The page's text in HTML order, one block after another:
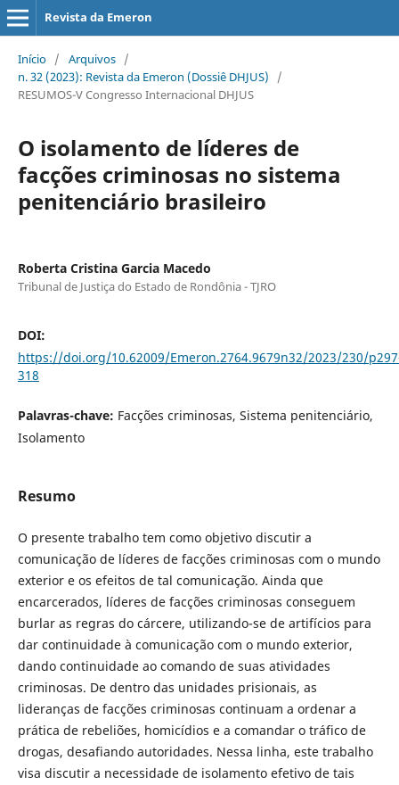
Revista da Emeron
Início / Arquivos /
n. 32 (2023): Revista da Emeron (Dossiê DHJUS)
/
RESUMOS-V Congresso Internacional DHJUS
O isolamento de líderes de
facções criminosas no sistema
penitenciário brasileiro
Roberta Cristina Garcia Macedo
Tribunal de Justiça do Estado de Rondônia - TJRO
DOI:
https://doi.org/10.62009/Emeron.2764.9679n32/2023/230/
318
Palavras-chave: Facções criminosas, Sistema penitenciário,
Isolamento
Resumo
O presente trabalho tem como objetivo discutir a
comunicação de líderes de facções criminosas com o mundo
exterior e os efeitos de tal comunicação. Ainda que
encarcerados, líderes de facções criminosas conseguem
burlar as regras do cárcere, utilizando-se de artifícios para
dar continuidade à comunicação com o mundo exterior,
dando continuidade ao comando de suas atividades
criminosas. De dentro das unidades prisionais, as
lideranças de facções criminosas continuam a ordenar a
prática de rebeliões, homicídios e a comandar o tráfico de
drogas, desafiando autoridades. Nessa linha, este trabalho
visa discutir a necessidade de isolamento efetivo de tais